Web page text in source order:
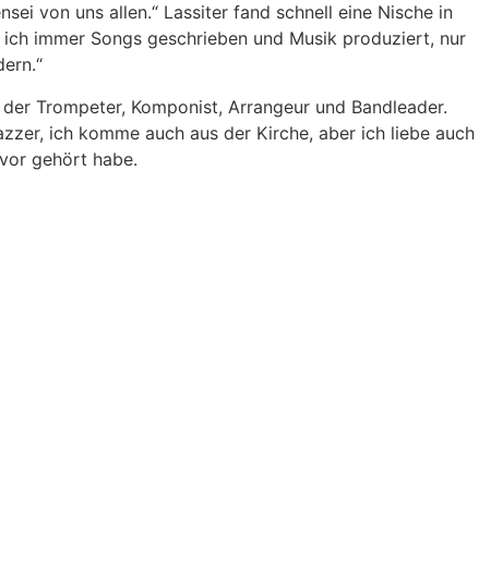
von uns allen.“ Lassiter fand schnell eine Nische in
immer Songs geschrieben und Musik produziert, nur
Trompeter, Komponist, Arrangeur und Bandleader.
ich komme auch aus der Kirche, aber ich liebe auch
gehört habe.